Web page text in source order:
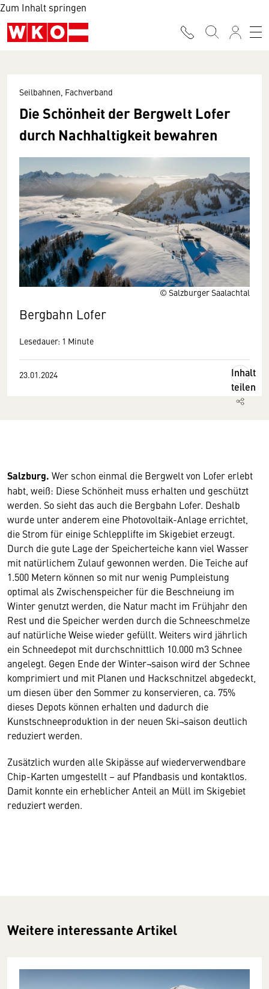
Zum Inhalt springen
© Salzburger Saalachtal
Seilbahnen, Fachverband
Die Schönheit der Bergwelt Lofer
durch Nachhaltigkeit bewahren
Bergbahn Lofer
Lesedauer: 1 Minute
23.01.2024
Inhalt
teilen
Salzburg. Wer schon einmal die Bergwelt von Lofer erlebt
habt, weiß: Diese Schönheit muss erhalten und geschützt
werden. So sieht das auch die Bergbahn Lofer. Deshalb
wurde unter anderem eine Photovoltaik-Anlage errichtet,
die Strom für einige Schlepplifte im Skigebiet erzeugt.
Durch die gute Lage der Speicherteiche kann viel Wasser
mit natürlichem Zulauf gewonnen werden. Die Teiche auf
1.500 Metern können so mit nur wenig Pumpleistung
optimal als Zwischenspeicher für die Beschneiung im
Winter genutzt werden, die Natur macht im Frühjahr den
Rest und die Speicher werden durch die Schneeschmelze
auf natürliche Weise wieder gefüllt. Weiters wird jährlich
ein Schneedepot mit durchschnittlich 10.000 m3 Schnee
angelegt. Gegen Ende der Winter¬saison wird der Schnee
komprimiert und mit Planen und Hackschnitzel abgedeckt,
um diesen über den Sommer zu konservieren, ca. 75%
dieses Depots können erhalten und dadurch die
Kunstschneeproduktion in der neuen Ski¬saison deutlich
reduziert werden.
Zusätzlich wurden alle Skipässe auf wiederverwendbare
Chip-Karten umgestellt – auf Pfandbasis und kontaktlos.
Damit konnte ein erheblicher Anteil an Müll im Skigebiet
reduziert werden.
Weitere interessante Artikel